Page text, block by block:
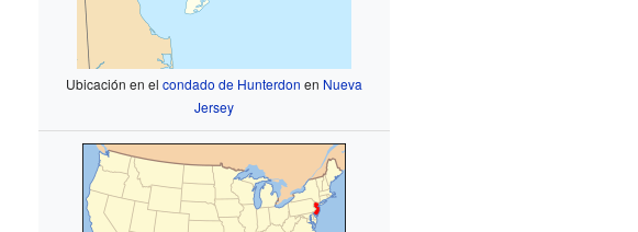
Ubicación en elcondado de Hunterdon en Nueva
Jersey